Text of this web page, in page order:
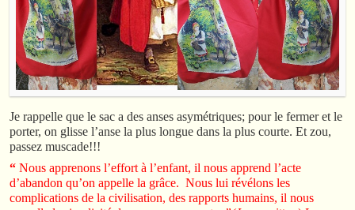
Je rappelle que le sac a des anses asymétriques; pour le fermer et le
porter, on glisse l’anse la plus longue dans la plus courte. Et zou,
passez muscade!!!
“ Nous apprenons l’effort à l’enfant, il nous apprend l’acte
d’abandon qu’on appelle la grâce. Nous lui révélons les
complications de la civilisation, des rapports humains, il nous